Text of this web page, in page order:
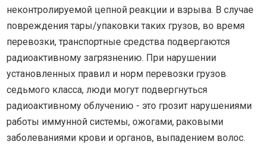
неконтролируемой цепной реакции и взрыва. В случае
повреждения тары/упаковки таких грузов, во время
перевозки, транспортные средства подвергаются
радиоактивному загрязнению. При нарушении
установленных правил и норм перевозки грузов
седьмого класса, люди могут подвергнуться
радиоактивному облучению - это грозит нарушениями
работы иммунной системы, ожогами, раковыми
заболеваниями крови и органов, выпадением волос.